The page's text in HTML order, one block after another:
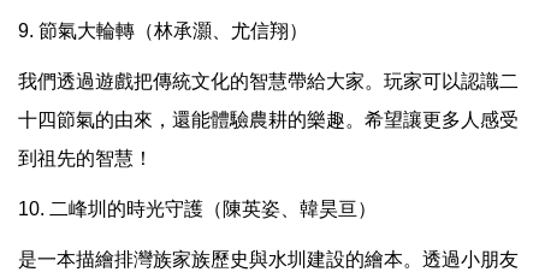
9. 節氣大輪轉（林承灝、尤信翔）
我們透過遊戲把傳統文化的智慧帶給大家。玩家可以認識二
十四節氣的由來，還能體驗農耕的樂趣。希望讓更多人感受
到祖先的智慧！
10. 二峰圳的時光守護（陳英姿、韓昊亘）
是一本描繪排灣族家族歷史與水圳建設的繪本。透過小朋友